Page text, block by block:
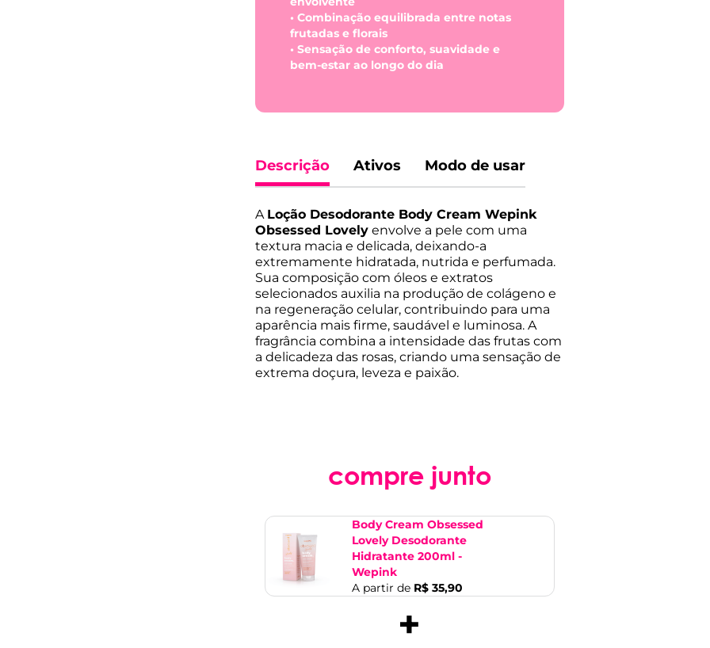
• Combinação equilibrada entre notas
frutadas e florais
• Sensação de conforto, suavidade e
bem-estar ao longo do dia
Descrição Ativos Modo de usar
A Loção Desodorante Body Cream Wepink
Obsessed Lovelyenvolve a pele com uma
textura macia e delicada, deixando-a
extremamente hidratada, nutrida e perfumada.
Sua composição com óleos e extratos
selecionados auxilia na produção de colágeno e
na regeneração celular, contribuindo para uma
aparência mais firme, saudável e luminosa. A
fragrância combina a intensidade das frutas com
a delicadeza das rosas, criando uma sensação de
extrema doçura, leveza e paixão.
compre junto
Body Cream Obsessed
Lovely Desodorante
Hidratante 200ml -
Wepink
A partir de R$ 35,90
+